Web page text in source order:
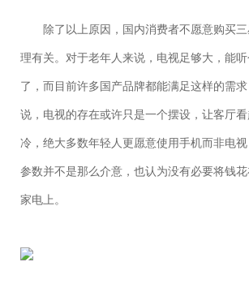
除了以上原因，国内消费者不愿意购买
理有关。对于老年人来说，电视足够大，能
了，而目前许多国产品牌都能满足这样的需
说，电视的存在或许只是一个摆设，让客厅
冷，绝大多数年轻人更愿意使用手机而非电
参数并不是那么介意，也认为没有必要将钱
家电上。